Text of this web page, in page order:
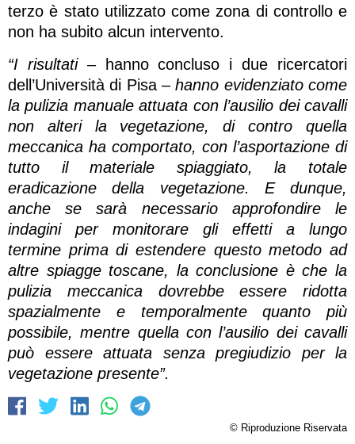
terzo è stato utilizzato come zona di controllo e
non ha subito alcun intervento.
“I risultati– hanno concluso i due ricercatori
dell’Università di Pisa –hanno evidenziato come
la pulizia manuale attuata con l’ausilio dei cavalli
non alteri la vegetazione, di contro quella
meccanica ha comportato, con l’asportazione di
tutto il materiale spiaggiato, la totale
eradicazione della vegetazione. E dunque,
anche se sarà necessario approfondire le
indagini per monitorare gli effetti a lungo
termine prima di estendere questo metodo ad
altre spiagge toscane, la conclusione è che la
pulizia meccanica dovrebbe essere ridotta
spazialmente e temporalmente quanto più
possibile, mentre quella con l’ausilio dei cavalli
può essere attuata senza pregiudizio per la
vegetazione presente”.
© Riproduzione Riservata